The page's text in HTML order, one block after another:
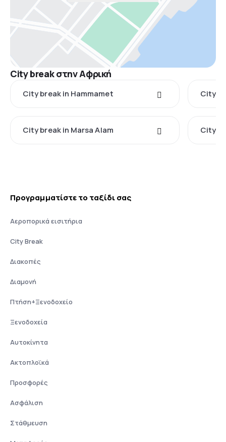
City break στην Αφρική
City break in Hammamet City
City break in Marsa Alam City
Προγραμματίστε το ταξίδι σας
Αεροπορικά εισιτήρια
City Break
Διακοπές
Διαμονή
Πτήση+Ξενοδοχείο
Ξενοδοχεία
Αυτοκίνητα
Ακτοπλοϊκά
Προσφορές
Ασφάλιση
Στάθμευση